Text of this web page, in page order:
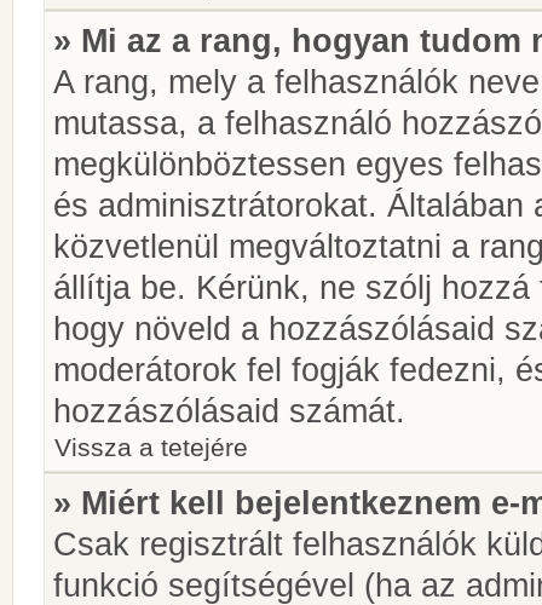
» Mi az a rang, hogyan tudom
A rang, mely a felhasználók
mutassa, a felhasználó
megkülönböztessen egyes
és adminisztrátorokat. Általában
közvetlenül megváltoztatni a
állítja be. Kérünk, ne szólj
hogy növeld a hozzászólásaid
moderátorok fel fogják fedezni,
hozzászólásaid számát.
Vissza a tetejére
» Miért kell bejelentkeznem e-
Csak regisztrált felhasználók
funkció segítségével (ha az